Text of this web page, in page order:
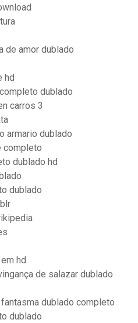
de amor dublado
hd
dublado
carros 3
armario dublado
completo
dublado hd
dublado
hd
de salazar dublado
dublado completo
dublado